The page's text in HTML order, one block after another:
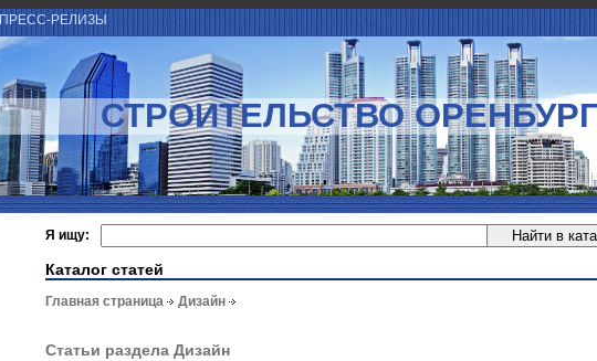
ПРЕСС-РЕЛИЗЫ
СТРОИТЕЛЬСТВО
Я ищу:
Каталог статей
Главная страница Дизайн
Статьи раздела Дизайн